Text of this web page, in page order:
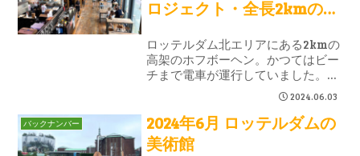
ロジェクト・全長2kmの高
ロッテルダム北エリアにある2kmの
高架のホフボーヘン。かつてはビー
チまで電車が運行していました。現
在は高架下にショップが入り、今後
は高架上が緑化され世界一長い公園
になる予定です。
2024.06.03
バックナンバー
2024年6月 ロッテルダムの
美術館